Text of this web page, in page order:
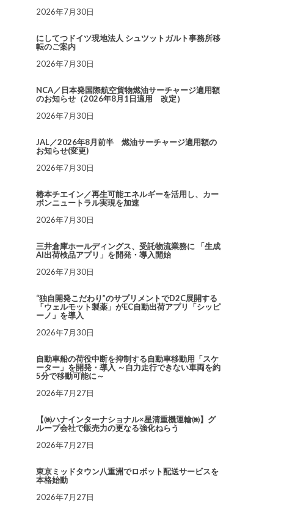
2026年7月30日
にしてつドイツ現地法人 シュツットガルト事務所移
転のご案内
2026年7月30日
NCA／日本発国際航空貨物燃油サーチャージ適用額
のお知らせ（2026年8月1日適用 改定）
2026年7月30日
JAL／2026年8月前半 燃油サーチャージ適用額の
お知らせ(変更)
2026年7月30日
椿本チエイン／再生可能エネルギーを活用し、カー
ボンニュートラル実現を加速
2026年7月30日
三井倉庫ホールディングス、受託物流業務に 「生成
AI出荷検品アプリ」を開発・導入開始
2026年7月30日
“独自開発こだわり”のサプリメントでD2C展開する
「ウェルモット製薬」がEC自動出荷アプリ「シッピ
ーノ」を導入
2026年7月30日
自動車船の荷役中断を抑制する自動車移動用「スケ
ーター」を開発・導入 ～自力走行できない車両を約
5分で移動可能に～
2026年7月27日
【㈱ハナインターナショナル×星清重機運輸㈱】グ
ループ会社で販売力の更なる強化ねらう
2026年7月27日
東京ミッドタウン八重洲でロボット配送サービスを
本格始動
2026年7月27日